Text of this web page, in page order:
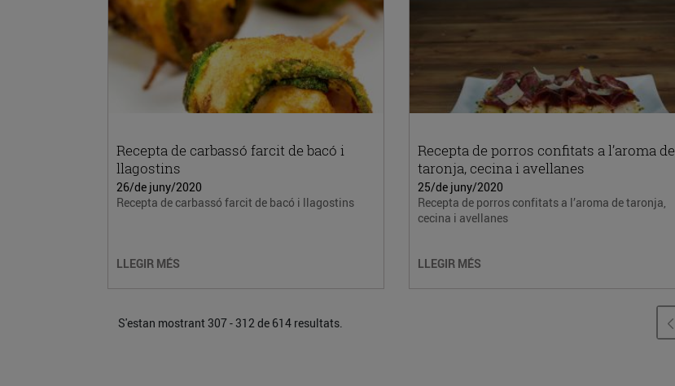
Recepta de carbassó farcit de bacó i
llagostins
26/de juny/2020
Recepta de carbassó farcit de bacó i llagostins
LLEGIR MÉS
Recepta de porros confitats a l’aroma de
taronja, cecina i avellanes
25/de juny/2020
Recepta de porros confitats a l’aroma de taronja,
cecina i avellanes
LLEGIR MÉS
S'estan mostrant 307 - 312 de 614 resultats.